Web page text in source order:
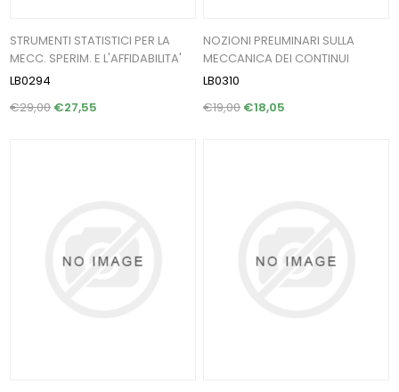
STRUMENTI STATISTICI PER LA
MECC. SPERIM. E L'AFFIDABILITA'
LB0294
€29,00 €27,55
NOZIONI PRELIMINARI SULLA
MECCANICA DEI CONTINUI
LB0310
€19,00€18,05